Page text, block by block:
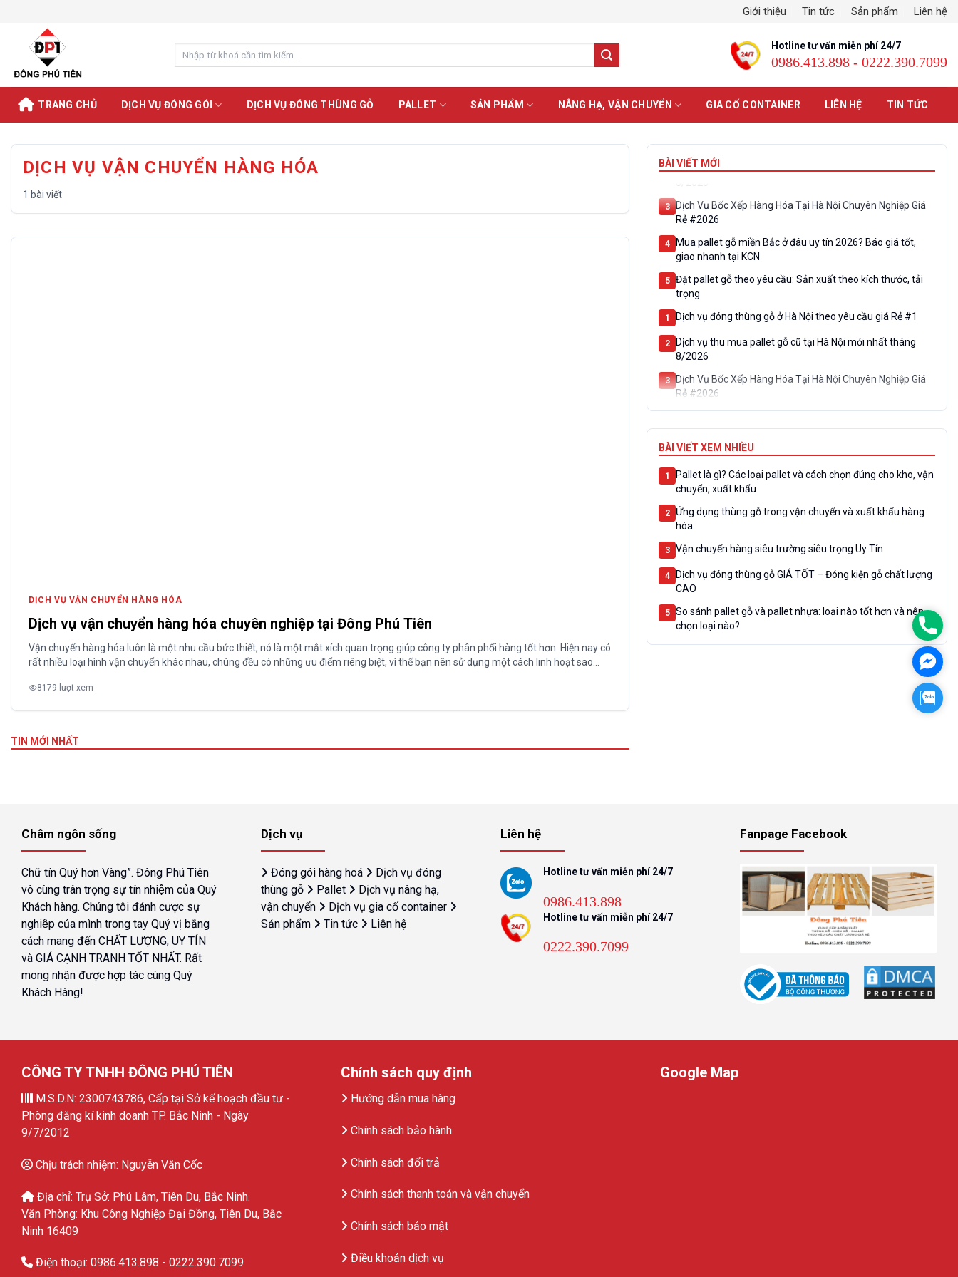
Giới thiệu Tin tức Sản phẩm Liên hệ
for:
Hotline tư vấn miễn phí 24/7
0986.413.898 - 0222.390.7099
TRANG CHỦ DỊCH VỤ ĐÓNG GÓI DỊCH VỤ ĐÓNG THÙNG GỖ PALLET SẢN PHẨM NÂNG HẠ, VẬN CHUYỂN GIA CỐ CONTAINER LIÊN HỆ TIN TỨC
DỊCH VỤ VẬN CHUYỂN HÀNG HÓA
1 bài viết
DỊCH VỤ VẬN CHUYỂN HÀNG HÓA
Dịch vụ vận chuyển hàng hóa chuyên nghiệp tại Đông Phú Tiên
Vận chuyển hàng hóa luôn là một nhu cầu bức thiết, nó là một mắt xích quan trọng giúp công ty phân phối hàng tốt hơn. Hiện nay có
rất nhiều loại hình vận chuyển khác nhau, chúng đều có những ưu điểm riêng biệt, vì thế bạn nên sử dụng một cách linh hoạt sao...
8179 lượt xem
TIN MỚI NHẤT
BÀI VIẾT MỚI
2
Dịch vụ thu mua pallet gỗ cũ tại Hà Nội mới nhất tháng
3
Dịch Vụ Bốc Xếp Hàng Hóa Tại Hà Nội Chuyên Nghiệp Giá
Rẻ #2026
4
Mua pallet gỗ miền Bắc ở đâu uy tín 2026? Báo giá tốt,
giao nhanh tại KCN
5
Đặt pallet gỗ theo yêu cầu: Sản xuất theo kích thước, tải
trọng
1 Dịch vụ đóng thùng gỗ ở Hà Nội theo yêu cầu giá Rẻ #1
2
Dịch vụ thu mua pallet gỗ cũ tại Hà Nội mới nhất tháng
8/2026
3
Dịch Vụ Bốc Xếp Hàng Hóa Tại Hà Nội Chuyên Nghiệp Giá
Rẻ #2026
4
Mua pallet gỗ miền Bắc ở đâu uy tín 2026? Báo giá tốt,
giao nhanh tại KCN
5
Đặt pallet gỗ theo yêu cầu: Sản xuất theo kích thước, tải
BÀI VIẾT XEM NHIỀU
1
Pallet là gì? Các loại pallet và cách chọn đúng cho kho, vận
chuyển, xuất khẩu
2
Ứng dụng thùng gỗ trong vận chuyển và xuất khẩu hàng
hóa
3 Vận chuyển hàng siêu trường siêu trọng Uy Tín
4
Dịch vụ đóng thùng gỗ GIÁ TỐT – Đóng kiện gỗ chất lượng
CAO
5
So sánh pallet gỗ và pallet nhựa: loại nào tốt hơn và nên
chọn loại nào?
Châm ngôn sống
Chữ tín Quý hơn Vàng”. Đông Phú Tiên
vô cùng trân trọng sự tín nhiệm của Quý
Khách hàng. Chúng tôi đánh cược sự
nghiệp của mình trong tay Quý vị bằng
cách mang đến CHẤT LƯỢNG, UY TÍN
và GIÁ CẠNH TRANH TỐT NHẤT. Rất
mong nhận được hợp tác cùng Quý
Khách Hàng!
Dịch vụ
Đóng gói hàng hoá
Dịch vụ đóng
thùng gỗ
Pallet
Dịch vụ nâng hạ,
vận chuyển
Dịch vụ gia cố container
Sản phẩm
Tin tức Liên hệ
Liên hệ
Hotline tư vấn miễn phí 24/7
0986.413.898
Hotline tư vấn miễn phí 24/7
0222.390.7099
Fanpage Facebook
CÔNG TY TNHH ĐÔNG PHÚ TIÊN
M.S.D.N: 2300743786, Cấp tại Sở kế hoạch đầu tư -
Phòng đăng kí kinh doanh TP. Bắc Ninh - Ngày
9/7/2012
Chịu trách nhiệm: Nguyễn Văn Cốc
Địa chỉ: Trụ Sở: Phú Lâm, Tiên Du, Bắc Ninh.
Văn Phòng: Khu Công Nghiệp Đại Đồng, Tiên Du, Bắc
Ninh 16409
Điện thoại: 0986.413.898 - 0222.390.7099
Chính sách quy định
Hướng dẫn mua hàng
Chính sách bảo hành
Chính sách đổi trả
Chính sách thanh toán và vận chuyển
Chính sách bảo mật
Điều khoản dịch vụ
Google Map
Zalo